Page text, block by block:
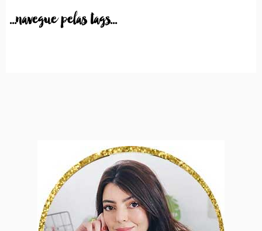
...navegue pelas tags...